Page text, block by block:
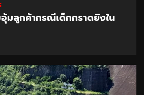
มลูกค้ากรณีเด็กกราดยิงใน